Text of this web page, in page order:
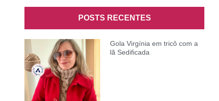
POSTS RECENTES
Gola Virgínia em tricô com a
lã Sedificada